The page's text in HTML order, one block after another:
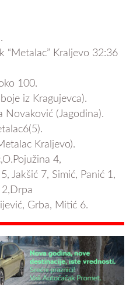
“Metalac” Kraljevo 32:36
100.
iz Kragujevca).
Novaković (Jagodina).
Kraljevo).
4,
Jakšić 7, Simić, Panić 1,
2,Drpa
Grba, Mitić 6.